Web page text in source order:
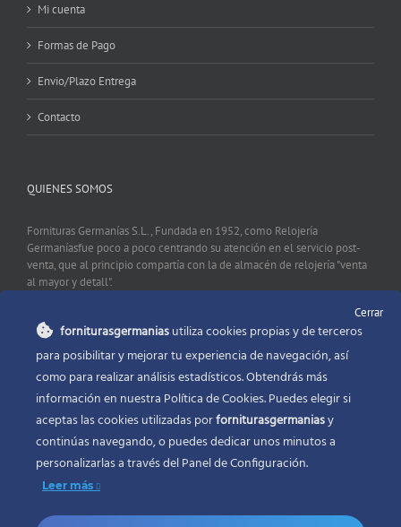
Mi cuenta
Formas de Pago
Envio/Plazo Entrega
Contacto
QUIENES SOMOS
Fornituras Germanías S.L., Fundada en 1952, como Relojería
Germaníasfue poco a poco centrando su atención en el servicio post-
venta, que al principio compartía con la de almacén de relojería "venta
al mayor y detall".
CONTACTO
Fornituras Germanías, Calle Sevilla 2, 46006 Valencia España
Phone:96 341 53 35
Email:info@forniturasgermanias.com
Cerrar
forniturasgermaniasutiliza cookies propias y de terceros
para posibilitar y mejorar tu experiencia de navegación, así
como para realizar análisis estadísticos. Obtendrás más
información en nuestra Política de Cookies. Puedes elegir si
aceptas las cookies utilizadas porforniturasgermaniasy
continúas navegando, o puedes dedicar unos minutos a
personalizarlas a través delPanel de Configuración.
Leer más